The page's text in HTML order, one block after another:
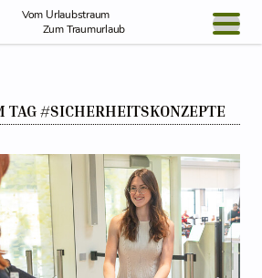
Vom Urlaubstraum
Zum Traumurlaub
NEWS
#SICHERHEITSKONZEPTE